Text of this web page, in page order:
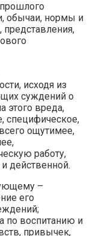
обычаи, нормы и
исходя из
суждений о
этого вреда,
специфическое,
ощутимее,
работу,
действенной.
–
его
по воспитанию и
привычек,